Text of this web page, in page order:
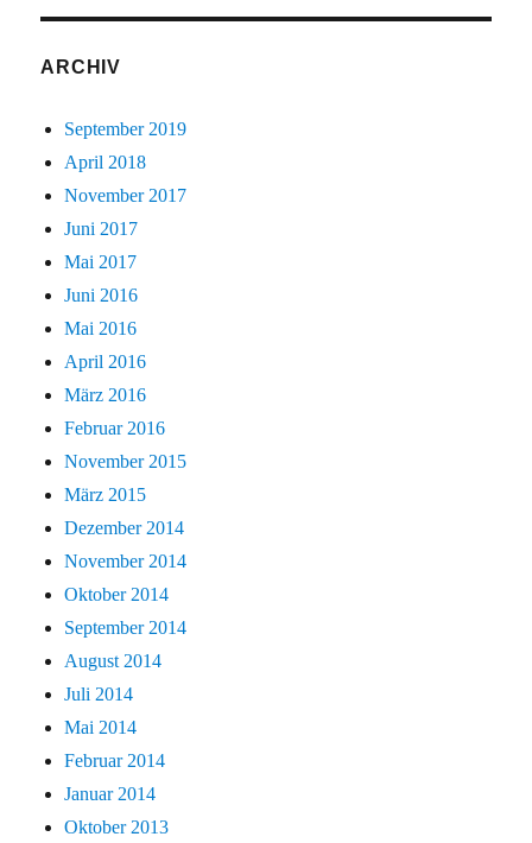
ARCHIV
September 2019
April 2018
November 2017
Juni 2017
Mai 2017
Juni 2016
Mai 2016
April 2016
März 2016
Februar 2016
November 2015
März 2015
Dezember 2014
November 2014
Oktober 2014
September 2014
August 2014
Juli 2014
Mai 2014
Februar 2014
Januar 2014
Oktober 2013